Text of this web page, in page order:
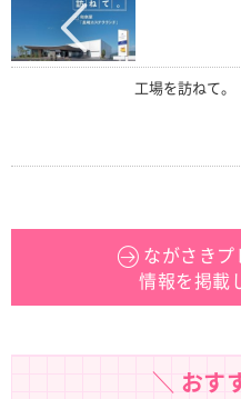
工場を訪ねて。
ながさき
情報を掲載
＼ おす